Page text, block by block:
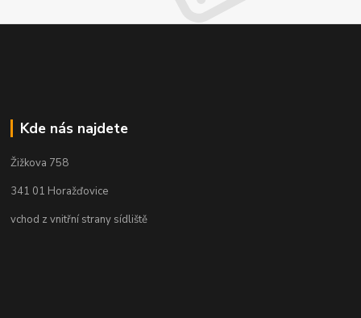
Kde nás najdete
Žižkova 758
341 01 Horažďovice
vchod z vnitřní strany sídliště